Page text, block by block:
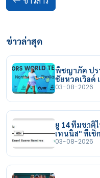
ข่าวล่าสุด
พิชญาภัค ปร
ชัยหวดเวิลด์
03-08-2026
ยู 14 ทีมชาติ
เทนนิส" ที่เช็
03-08-2026